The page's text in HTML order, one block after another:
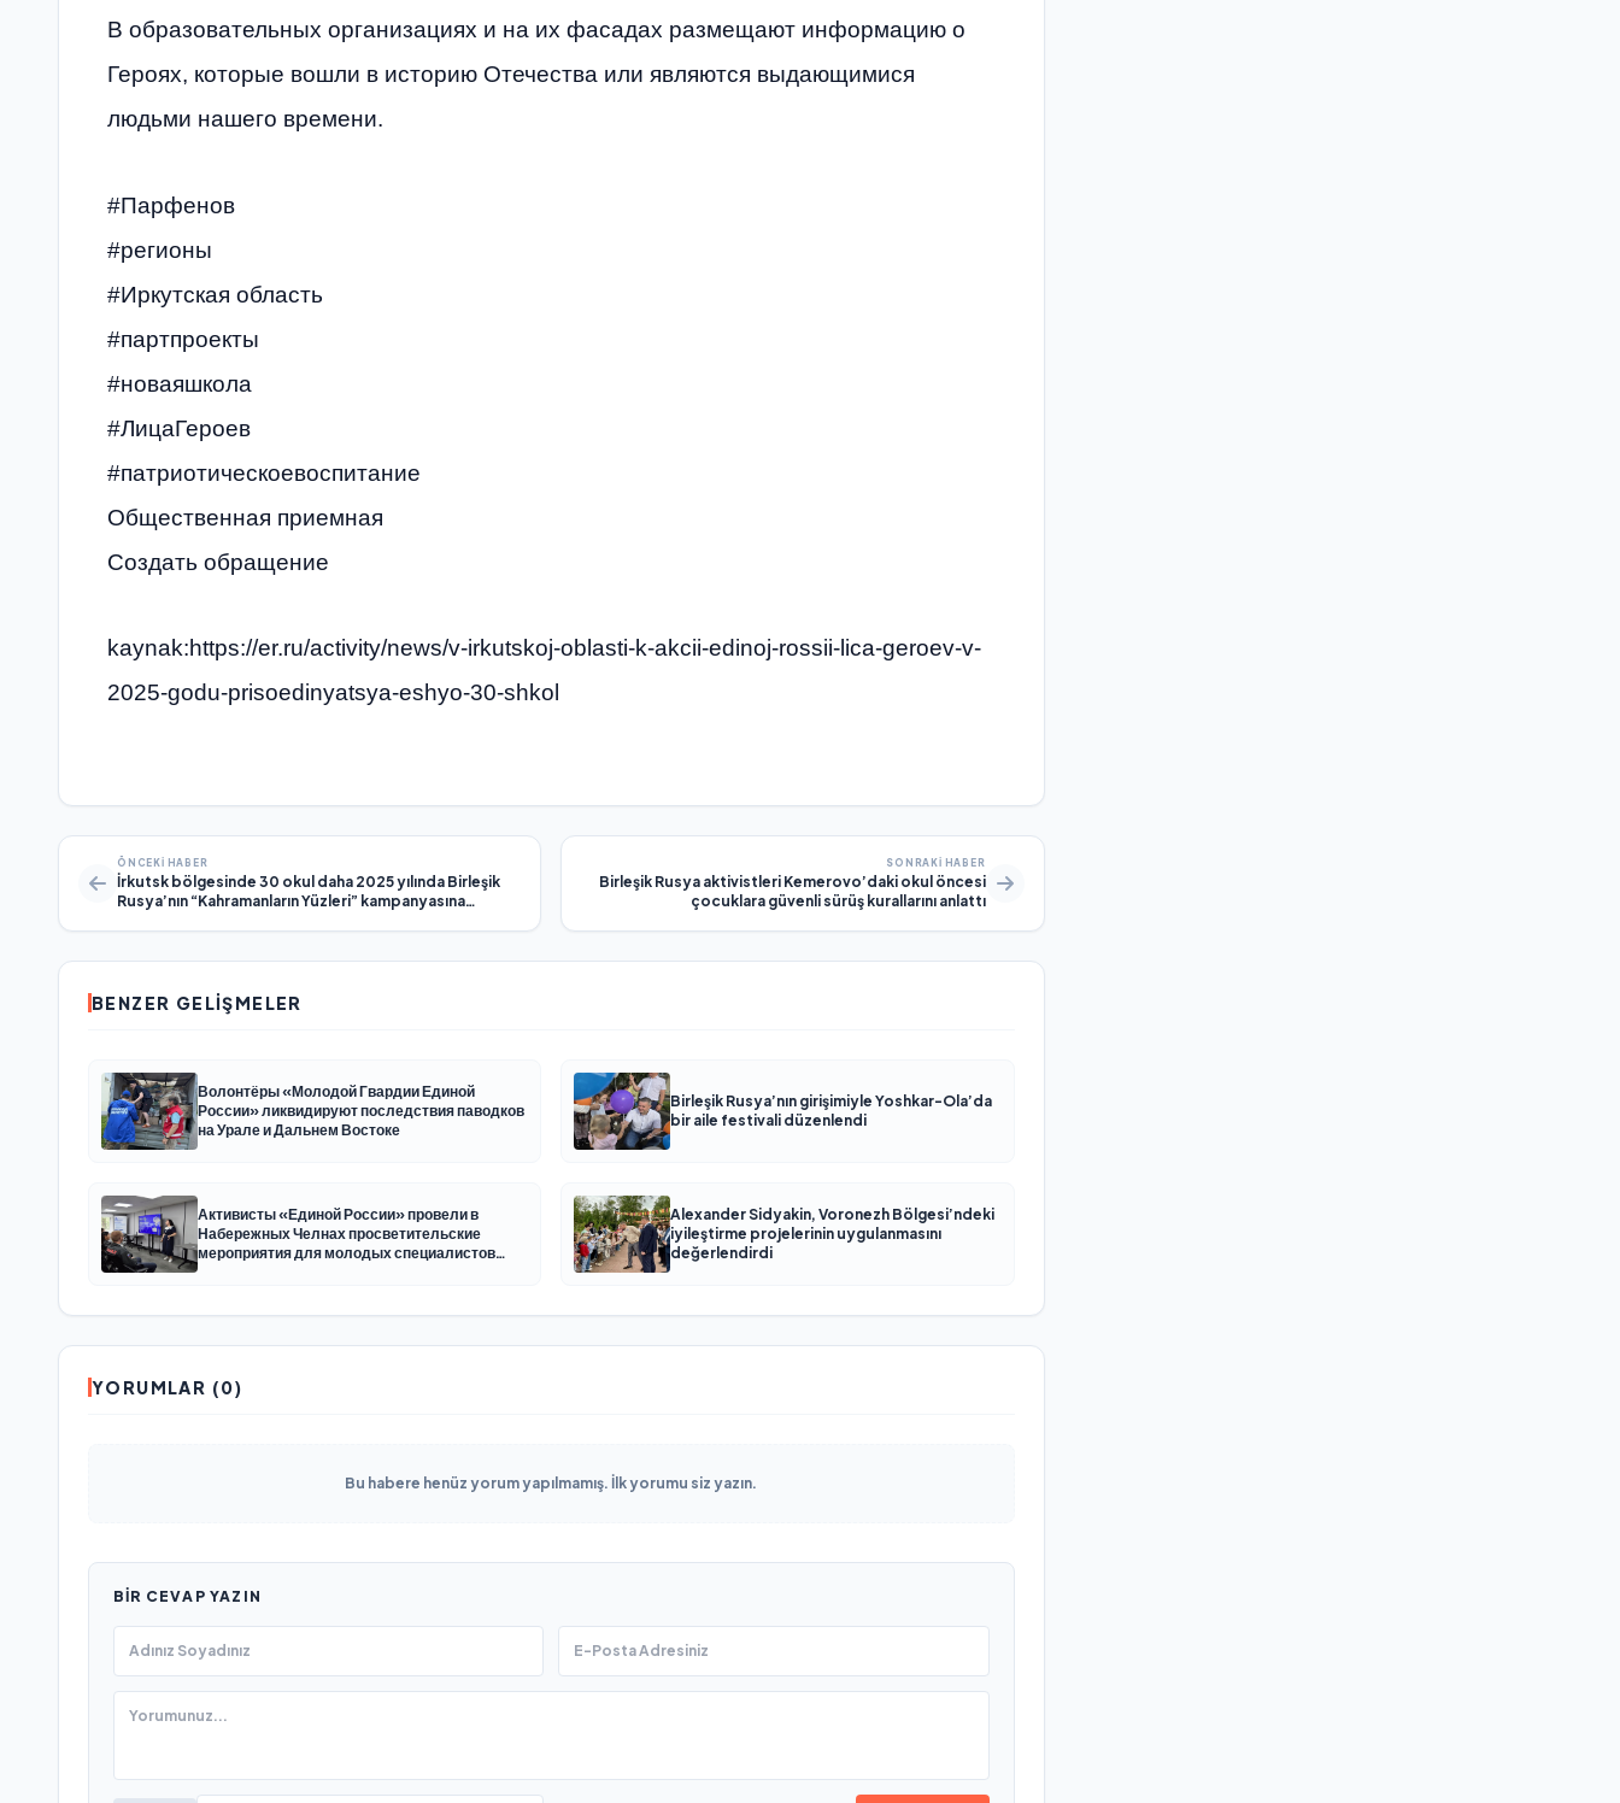
В образовательных организациях и на их фасадах размещают информацию о
Героях, которые вошли в историю Отечества или являются выдающимися
людьми нашего времени.
#Парфенов
#регионы
#Иркутская область
#партпроекты
#новаяшкола
#ЛицаГероев
#патриотическоевоспитание
Общественная приемная
Создать обращение
kaynak:https://er.ru/activity/news/v-irkutskoj-oblasti-k-akcii-edinoj-rossii-lica-geroev-v-
2025-godu-prisoedinyatsya-eshyo-30-shkol
ÖNCEKI HABER
İrkutsk bölgesinde 30 okul daha 2025 yılında Birleşik
Rusya’nın “Kahramanların Yüzleri” kampanyasına
SONRAKI HABER
Birleşik Rusya aktivistleri Kemerovo’daki okul öncesi
çocuklara güvenli sürüş kurallarını anlattı
BENZER GELIŞMELER
Волонтёры «Молодой Гвардии Единой
России» ликвидируют последствия паводков
на Урале и Дальнем Востоке
Birleşik Rusya’nın girişimiyle Yoshkar-Ola’da
bir aile festivali düzenlendi
Активисты «Единой России» провели в
Набережных Челнах просветительские
мероприятия для молодых специалистов
Alexander Sidyakin, Voronezh Bölgesi’ndeki
iyileştirme projelerinin uygulanmasını
değerlendirdi
YORUMLAR (0)
Bu habere henüz yorum yapılmamış. İlk yorumu siz yazın.
BIR CEVAP YAZIN